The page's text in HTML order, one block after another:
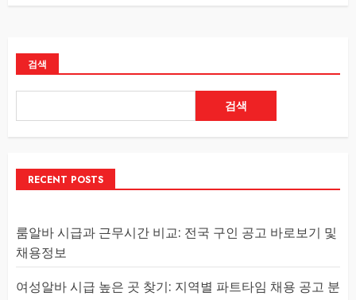
검색
검색
RECENT POSTS
룸알바 시급과 근무시간 비교: 전국 구인 공고 바로보기 및
채용정보
여성알바 시급 높은 곳 찾기: 지역별 파트타임 채용 공고 분